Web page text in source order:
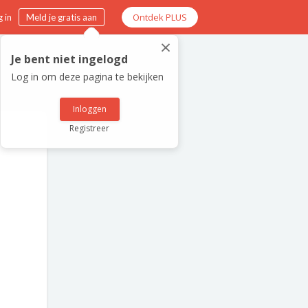
in Meld je gratis aan Ontdek PLUS
×
Je bent niet ingelogd
Log in om deze pagina te bekijken
Inloggen
Registreer